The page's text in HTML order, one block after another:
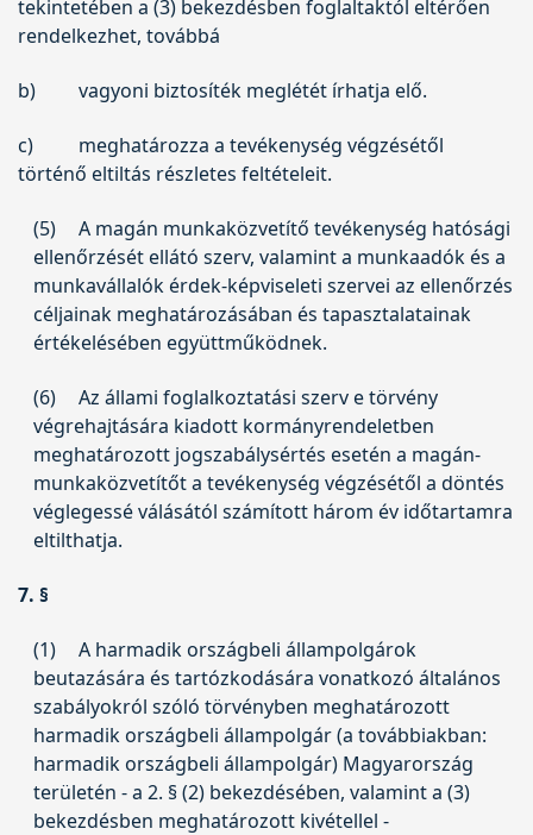
tekintetében a (3) bekezdésben foglaltaktól eltérően
rendelkezhet, továbbá
b) vagyoni biztosíték meglétét írhatja elő.
c)
meghatározza a tevékenység végzésétől
történő eltiltás részletes feltételeit.
(5)
A magán munkaközvetítő tevékenység hatósági
ellenőrzését ellátó szerv, valamint a munkaadók és a
munkavállalók érdek-képviseleti szervei az ellenőrzés
céljainak meghatározásában és tapasztalatainak
értékelésében együttműködnek.
(6)
Az állami foglalkoztatási szerv e törvény
végrehajtására kiadott kormányrendeletben
meghatározott jogszabálysértés esetén a magán-
munkaközvetítőt a tevékenység végzésétől a döntés
véglegessé válásától számított három év időtartamra
eltilthatja.
7. §
(1)
A harmadik országbeli állampolgárok
beutazására és tartózkodására vonatkozó általános
szabályokról szóló törvényben meghatározott
harmadik országbeli állampolgár (a továbbiakban:
harmadik országbeli állampolgár) Magyarország
területén - a 2. § (2) bekezdésében, valamint a (3)
bekezdésben meghatározott kivétellel -